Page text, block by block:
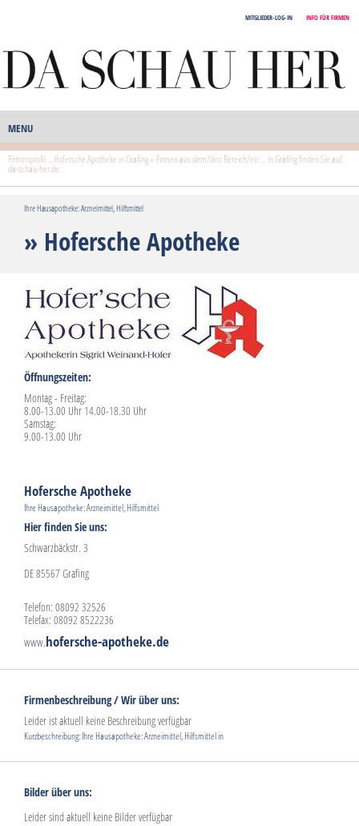
MITGLIEDER-LOG-IN INFO FÜR FIRMEN
MENU
Firmenprofil ... Hofersche Apotheke in Grafing » Firmen aus dem/den Bereich/en: ... in Grafing finden Sie auf
da-schau-her.de.
Ihre Hausapotheke: Arzneimittel, Hilfsmittel
» Hofersche Apotheke
Öffnungszeiten:
Montag - Freitag:
8.00-13.00 Uhr 14.00-18.30 Uhr
Samstag:
9.00-13.00 Uhr
Hofersche Apotheke
Ihre Hausapotheke: Arzneimittel, Hilfsmittel
Hier finden Sie uns:
Schwarzbäckstr. 3
DE 85567 Grafing
Telefon: 08092 32526
Telefax: 08092 8522236
www.hofersche-apotheke.de
Firmenbeschreibung / Wir über uns:
Leider ist aktuell keine Beschreibung verfügbar
Kurzbeschreibung: Ihre Hausapotheke: Arzneimittel, Hilfsmittel in
Bilder über uns:
Leider sind aktuell keine Bilder verfügbar